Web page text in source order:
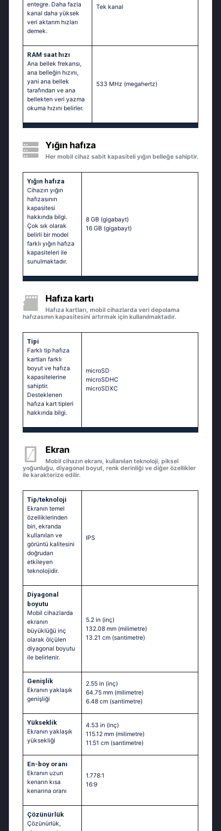
entegre. Daha fazla
kanal daha yüksek
veri aktarım hızları
demek.
Tek kanal
RAM saat hızı
Ana bellek frekansı,
ana belleğin hızını,
yani ana bellek
tarafından ve ana
bellekten veri yazma
okuma hızını belirler.
533 MHz (megahertz)
Yığın hafıza
Her mobil cihaz sabit kapasiteli yığın belleğe sahiptir.
Yığın hafıza
Cihazın yığın
hafızasının
kapasitesi
hakkında bilgi.
Çok sık olarak
belirli bir model
farklı yığın hafıza
kapasiteleri ile
sunulmaktadır.
8 GB (gigabayt)
16 GB (gigabayt)
Hafıza kartı
Hafıza kartları, mobil cihazlarda veri depolama
hafızasının kapasitesini artırmak için kullanılmaktadır.
Tipi
Farklı tip hafıza
kartları farklı
boyut ve hafıza
kapasitelerine
sahiptir.
Desteklenen
hafıza kart tipleri
hakkında bilgi.
microSD
microSDHC
microSDXC
Ekran
Mobil cihazın ekranı, kullanılan teknoloji, piksel
yoğunluğu, diyagonal boyut, renk derinliği ve diğer özellikler
ile karakterize edilir.
Tip/teknoloji
Ekranın temel
özelliklerinden
biri, ekranda
kullanılan ve
görüntü kalitesini
doğrudan
etkileyen
teknolojidir.
IPS
Diyagonal
boyutu
Mobil cihazlarda
ekranın
büyüklüğü inç
olarak ölçülen
diyagonal boyutu
ile belirlenir.
5.2 in (inç)
132.08 mm (milimetre)
13.21 cm (santimetre)
Genişlik
Ekranın yaklaşık
genişliği
2.55 in (inç)
64.75 mm (milimetre)
6.48 cm (santimetre)
Yükseklik
Ekranın yaklaşık
yüksekliği
4.53 in (inç)
115.12 mm (milimetre)
11.51 cm (santimetre)
En-boy oranı
Ekranın uzun
kenarın kısa
kenarına oranı
1.778:1
16:9
Çözünürlük
Çözünürlük,